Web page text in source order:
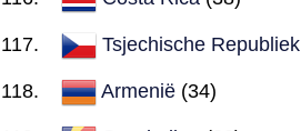
Tsjechische Republiek
Armenië (34)